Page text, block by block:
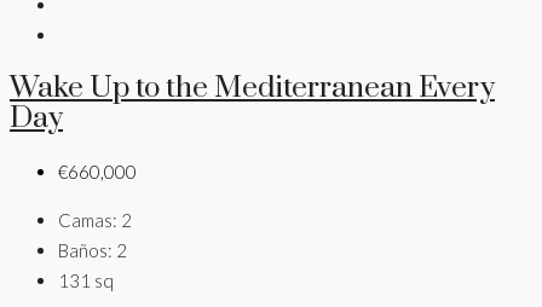
Wake Up to the Mediterranean Every
Day
€660,000
Camas: 2
Baños: 2
131 sq